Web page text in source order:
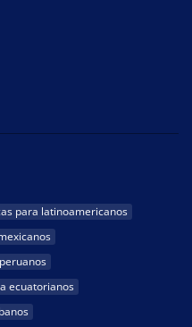
para latinoamericanos
ecuatorianos